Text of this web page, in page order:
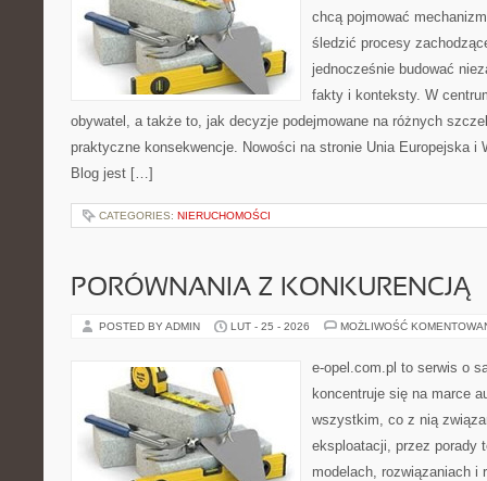
chcą pojmować
śledzić procesy
jednocześnie budować
fakty i konteksty. W
obywatel, a także to, jak decyzje podejmowane na różnych
praktyczne konsekwencje. Nowości na stronie Unia Europejska i
Blog jest […]
CATEGORIES: NIERUCHOMOŚCI
PORÓWNANIA Z KONKURENCJĄ
POSTED BY ADMIN LUT - 25 - 2026 MOŻLIWOŚĆ
e-opel.com.pl to serwis o
koncentruje się na marce
wszystkim, co z nią
eksploatacji, przez porady
modelach, rozwiązaniach i